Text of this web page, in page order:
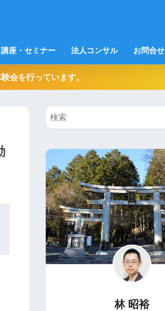
講座・セミナー 法人コンサル お問合せ
会を行っています。
林 昭裕